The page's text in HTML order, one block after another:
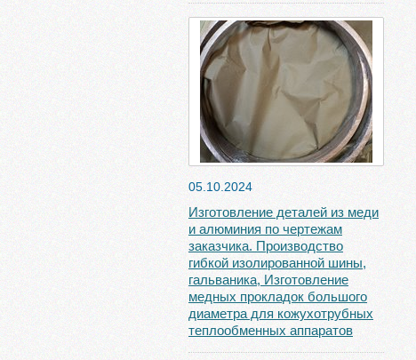
05.10.2024
Изготовление деталей из меди
и алюминия по чертежам
заказчика. Производство
гибкой изолированной шины,
гальваника, Изготовление
медных прокладок большого
диаметра для кожухотрубных
теплообменных аппаратов